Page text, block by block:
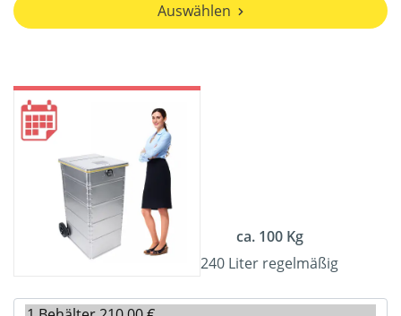
Auswählen
ca. 100 Kg
240 Liter regelmäßig